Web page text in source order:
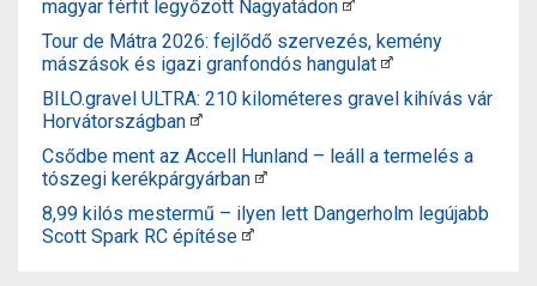
magyar férfit legyőzött Nagyatádon
Tour de Mátra 2026: fejlődő szervezés, kemény
mászások és igazi granfondós hangulat
BILO.gravel ULTRA: 210 kilométeres gravel kihívás vár
Horvátországban
Csődbe ment az Accell Hunland – leáll a termelés a
tószegi kerékpárgyárban
8,99 kilós mestermű – ilyen lett Dangerholm legújabb
Scott Spark RC építése